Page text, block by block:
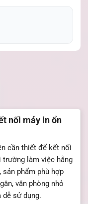
nối máy in ổn
cần thiết để kết nối
làm việc hằng
sản phẩm phù hợp
văn phòng nhỏ
dễ sử dụng.